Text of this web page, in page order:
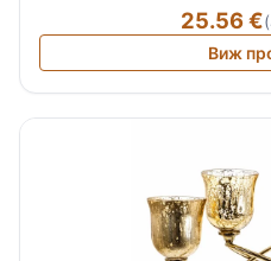
25.56 €
Виж